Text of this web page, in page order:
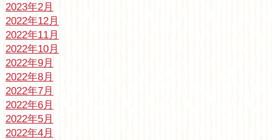
2023年2月
2022年12月
2022年11月
2022年10月
2022年9月
2022年8月
2022年7月
2022年6月
2022年5月
2022年4月